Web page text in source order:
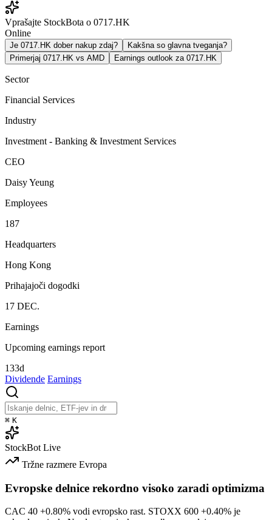
Vprašajte StockBota o 0717.HK
Online
Je 0717.HK dober nakup zdaj?
Kakšna so glavna tveganja?
Primerjaj 0717.HK vs AMD
Earnings outlook za 0717.HK
Sector
Financial Services
Industry
Investment - Banking & Investment Services
CEO
Daisy Yeung
Employees
187
Headquarters
Hong Kong
Prihajajoči dogodki
17 DEC.
Earnings
Upcoming earnings report
133d
Dividende Earnings
⌘ K
StockBot Live
Tržne razmere Evropa
Evropske delnice rekordno visoko zaradi optimizma
CAC 40 +0.80% vodi evropsko rast. STOXX 600 +0.40% je